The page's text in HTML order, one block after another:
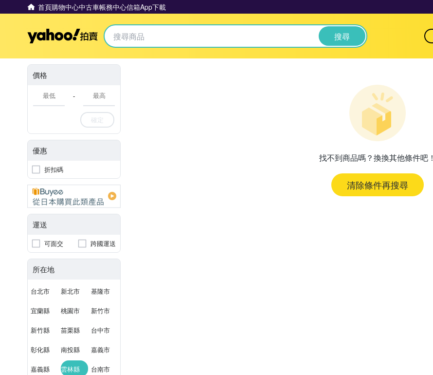
首頁購物中心中古車帳務中心信箱App下載
Yahoo拍賣 搜尋
價格
-
確定
優惠
折扣碼
運送
可面交 跨國運送
所在地
台北市 新北市 基隆市
宜蘭縣 桃園市 新竹市
新竹縣 苗栗縣 台中市
彰化縣 南投縣 嘉義市
嘉義縣 雲林縣 台南市
找不到商品嗎？換換其他條件吧！
清除條件再搜尋